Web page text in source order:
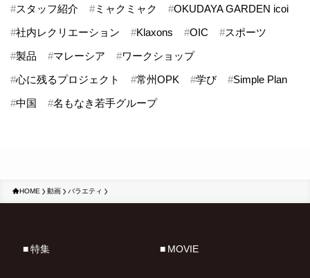
#スタッフ紹介 #ミャクミャク #OKUDAYA GARDEN icoi
#社内レクリエーション #Klaxons #OIC #スポーツ
#製品 #マレーシア #ワークショップ
#心に残るプロジェクト #常州OPK #学び #Simple Plan
#中国 #名もなき若手グループ
HOME 動画 バラエティ
特集 MOVIE